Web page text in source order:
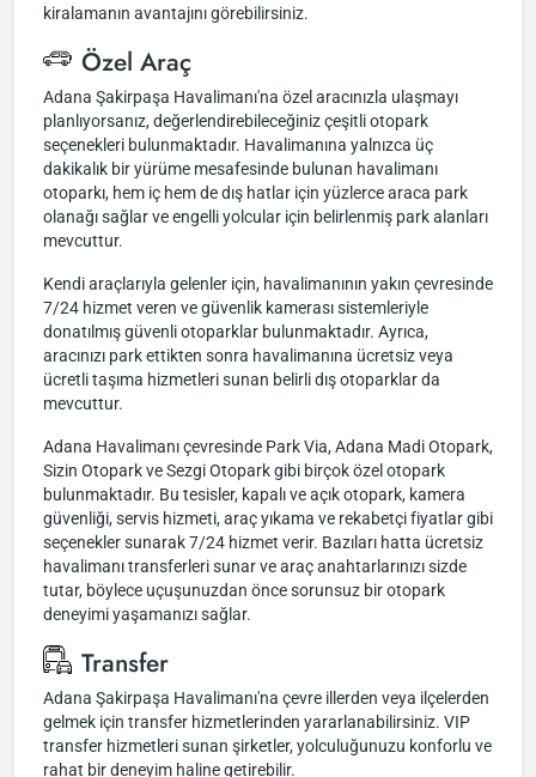
kiralamanın avantajını görebilirsiniz.
Özel Araç
Adana Şakirpaşa Havalimanı'na özel aracınızla ulaşmayı
planlıyorsanız, değerlendirebileceğiniz çeşitli otopark
seçenekleri bulunmaktadır. Havalimanına yalnızca üç
dakikalık bir yürüme mesafesinde bulunan havalimanı
otoparkı, hem iç hem de dış hatlar için yüzlerce araca park
olanağı sağlar ve engelli yolcular için belirlenmiş park alanları
mevcuttur.
Kendi araçlarıyla gelenler için, havalimanının yakın çevresinde
7/24 hizmet veren ve güvenlik kamerası sistemleriyle
donatılmış güvenli otoparklar bulunmaktadır. Ayrıca,
aracınızı park ettikten sonra havalimanına ücretsiz veya
ücretli taşıma hizmetleri sunan belirli dış otoparklar da
mevcuttur.
Adana Havalimanı çevresinde Park Via, Adana Madi Otopark,
Sizin Otopark ve Sezgi Otopark gibi birçok özel otopark
bulunmaktadır. Bu tesisler, kapalı ve açık otopark, kamera
güvenliği, servis hizmeti, araç yıkama ve rekabetçi fiyatlar gibi
seçenekler sunarak 7/24 hizmet verir. Bazıları hatta ücretsiz
havalimanı transferleri sunar ve araç anahtarlarınızı sizde
tutar, böylece uçuşunuzdan önce sorunsuz bir otopark
deneyimi yaşamanızı sağlar.
Transfer
Adana Şakirpaşa Havalimanı'na çevre illerden veya ilçelerden
gelmek için transfer hizmetlerinden yararlanabilirsiniz. VIP
transfer hizmetleri sunan şirketler, yolculuğunuzu konforlu ve
rahat bir deneyim haline getirebilir.